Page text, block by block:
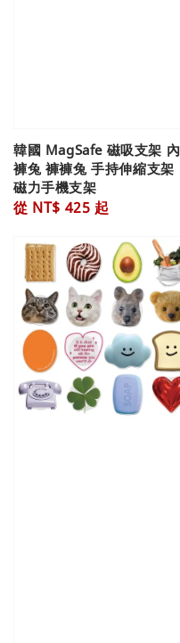
韓國 MagSafe 磁吸支架 內
褲兔 褲褲兔 手持伸縮支架
磁力手機支架
Regular
從 NT$ 425 起